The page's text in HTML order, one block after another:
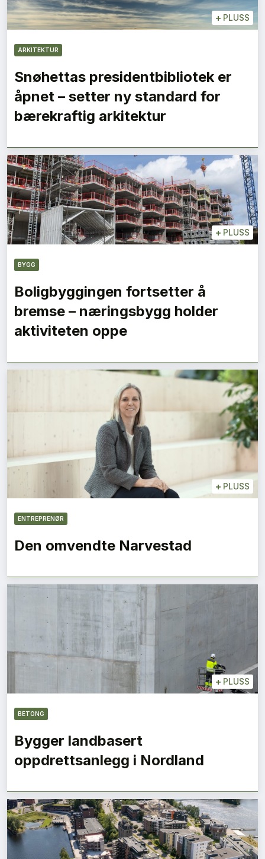
+ PLUSS
ARKITEKTUR
Snøhettas presidentbibliotek er
åpnet – setter ny standard for
bærekraftig arkitektur
+ PLUSS
BYGG
Boligbyggingen fortsetter å
bremse – næringsbygg holder
aktiviteten oppe
+ PLUSS
ENTREPRENØR
Den omvendte Narvestad
+ PLUSS
BETONG
Bygger landbasert
oppdrettsanlegg i Nordland